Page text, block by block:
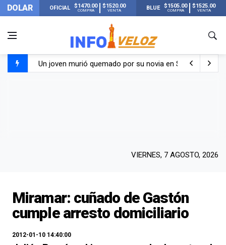
DOLAR OFICIAL $1470.00
COMPRA
$1520.00
VENTA BLUE $1505.00
COMPRA
$1525.00
VENTA
Un joven murió quemado por su novia en San Luis:
VIERNES, 7 AGOSTO, 2026
Miramar: cuñado de Gastón
cumple arresto domiciliario
2012-01-10 14:40:00